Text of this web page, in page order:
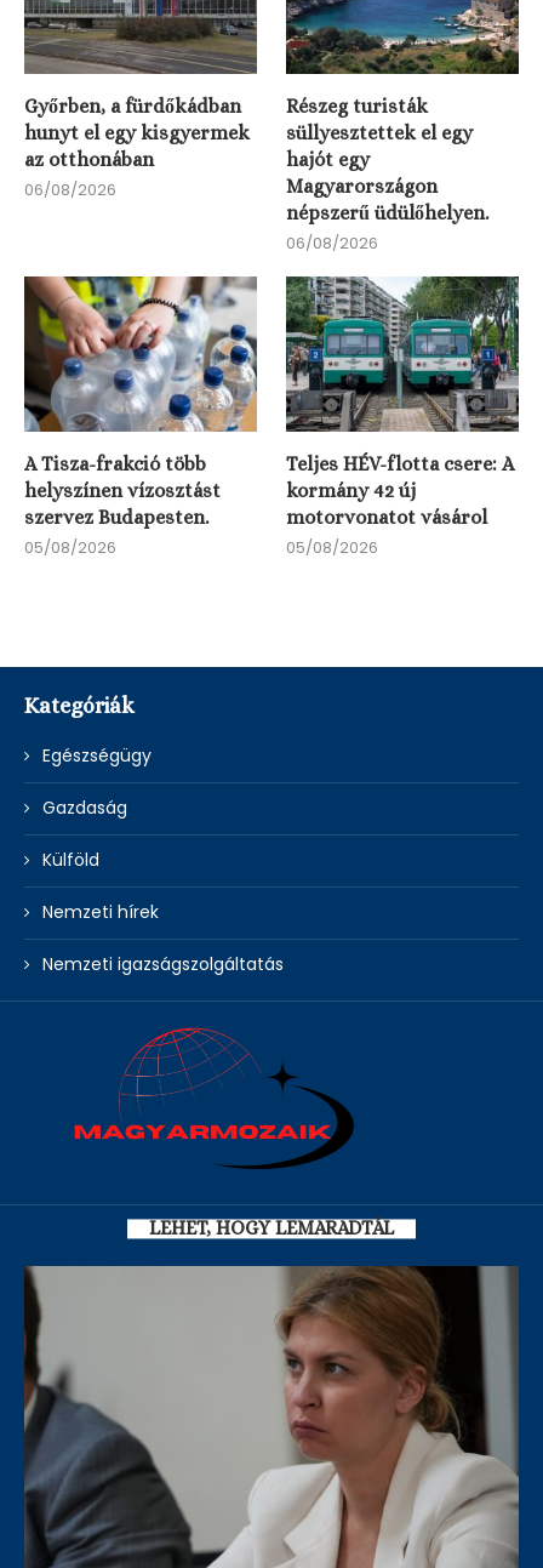
Győrben, a fürdőkádban
hunyt el egy kisgyermek
az otthonában
06/08/2026
Részeg turisták
süllyesztettek el egy
hajót egy
Magyarországon
népszerű üdülőhelyen.
06/08/2026
A Tisza-frakció több
helyszínen vízosztást
szervez Budapesten.
05/08/2026
Teljes HÉV-flotta csere: A
kormány 42 új
motorvonatot vásárol
05/08/2026
Kategóriák
Egészségügy
Gazdaság
Külföld
Nemzeti hírek
Nemzeti igazságszolgáltatás
LEHET, HOGY LEMARADTÁL